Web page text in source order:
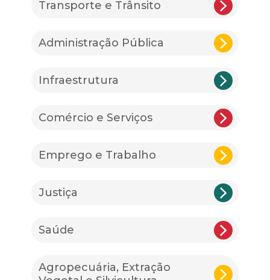
Transporte e Trânsito
Administração Pública
Infraestrutura
Comércio e Serviços
Emprego e Trabalho
Justiça
Saúde
Agropecuária, Extração